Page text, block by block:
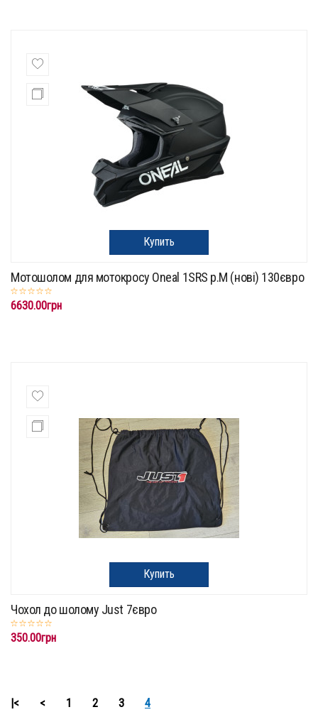
Купить
Мотошолом для мотокросу Oneal 1SRS p.M (нові) 130євро
6630.00грн
Купить
Чохол до шолому Just 7євро
350.00грн
|< < 1 2 3 4